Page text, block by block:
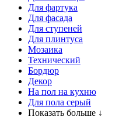
Для фартука
Для фасада
Для ступеней
Для плинтуса
Мозаика
Технический
Бордюр
Декор
На пол на кухню
Для пола серый
Показать больше ↓